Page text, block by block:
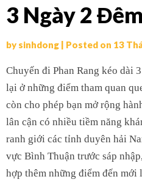
3 Ngày 2 Đêm
by sinhdong | Posted on 13
Chuyến đi Phan Rang kéo dài
lại ở những điểm tham quan
còn cho phép bạn mở rộng
lân cận có nhiều tiềm năng
ranh giới các tỉnh duyên hải
vực Bình Thuận trước sáp
hợp thêm những điểm đến mới